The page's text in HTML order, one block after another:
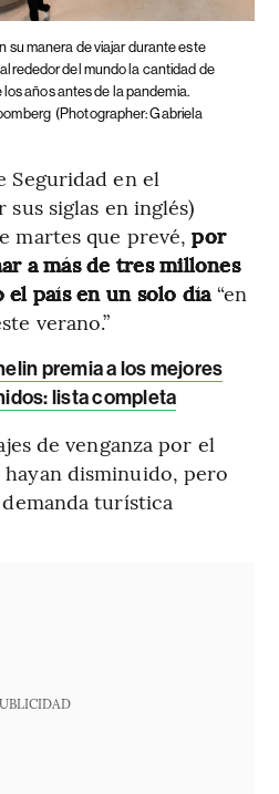
su manera de viajar durante este
del mundo la cantidad de
años antes de la pandemia.
(Photographer: Gabriela
Seguridad en el
siglas en inglés)
martes que prevé,por
a más de tres millones
país en un solo día“en
verano.”
premia a los mejores
lista completa
de venganza por el
disminuido, pero
turística